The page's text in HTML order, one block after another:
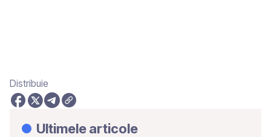
Distribuie
Ultimele articole